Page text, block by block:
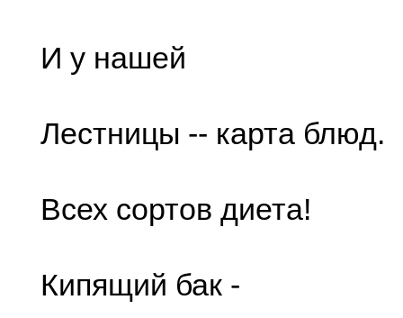
И у нашей
Лестницы -- карта блюд.
Всех сортов диета!
Кипящий бак -